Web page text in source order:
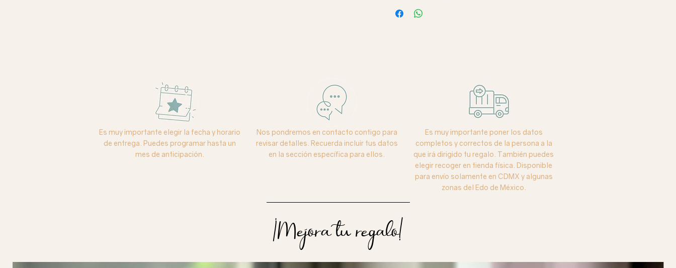
Es muy importante elegir la fecha y horario
de entrega. Puedes programar hasta un
mes de anticipación.
Nos pondremos en contacto contigo para
revisar detalles. Recuerda incluir tus datos
en la sección específica para ellos.
Es muy importante poner los datos
completos y correctos de la persona a la
que irá dirigido tu regalo. También puedes
elegir recoger en tienda física. Disponible
para envío solamente en CDMX y algunas
zonas del Edo de México.
¡Mejora tu regalo!